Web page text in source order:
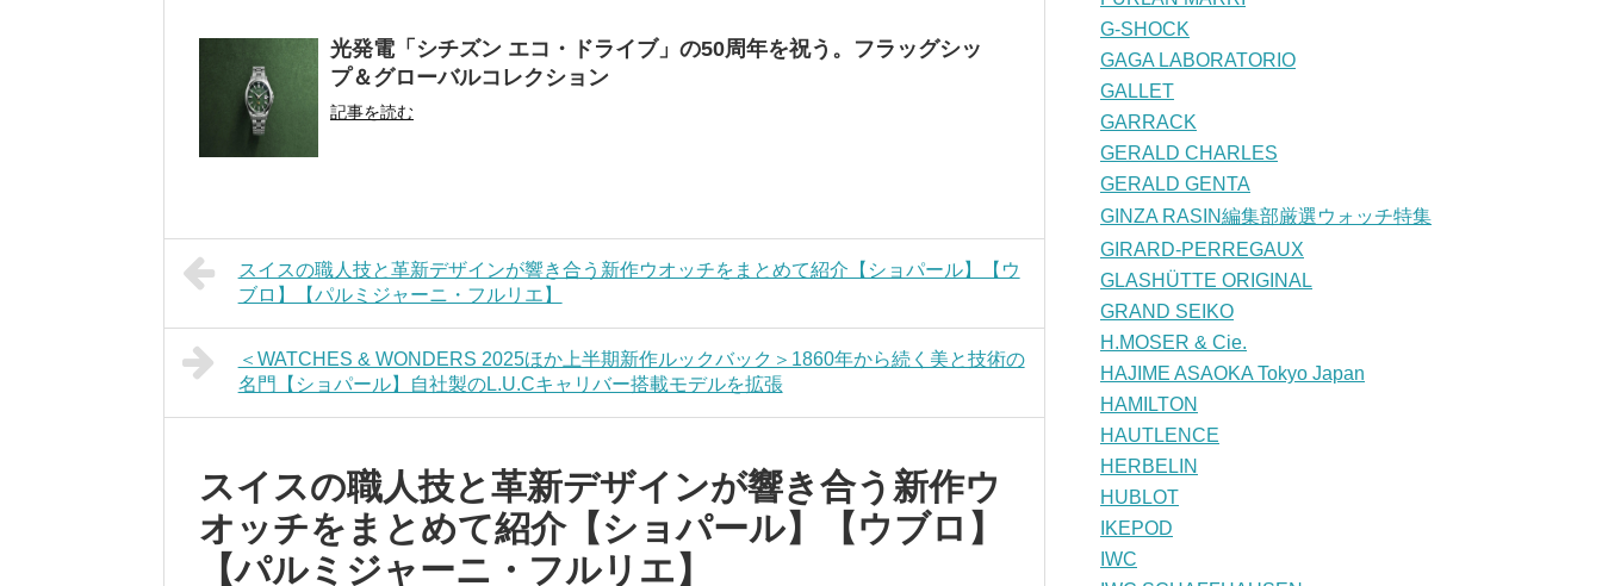
光発電「シチズン エコ・ドライブ」の50周年を祝う。フラッグシッ
プ＆グローバルコレクション
記事を読む
スイスの職人技と革新デザインが響き合う新作ウオッチをまとめて紹介【ショパール】【ウ
ブロ】【パルミジャーニ・フルリエ】
＜WATCHES & WONDERS 2025ほか上半期新作ルックバック＞1860年から続く美と技術の
名門【ショパール】自社製のL.U.Cキャリバー搭載モデルを拡張
スイスの職人技と革新デザインが響き合う新作ウ
オッチをまとめて紹介【ショパール】【ウブロ】
【パルミジャーニ・フルリエ】
G-SHOCK
GAGA LABORATORIO
GALLET
GARRACK
GERALD CHARLES
GERALD GENTA
GINZA RASIN編集部厳選ウォッチ特集
GIRARD-PERREGAUX
GLASHÜTTE ORIGINAL
GRAND SEIKO
H.MOSER & Cie.
HAJIME ASAOKA Tokyo Japan
HAMILTON
HAUTLENCE
HERBELIN
HUBLOT
IKEPOD
IWC